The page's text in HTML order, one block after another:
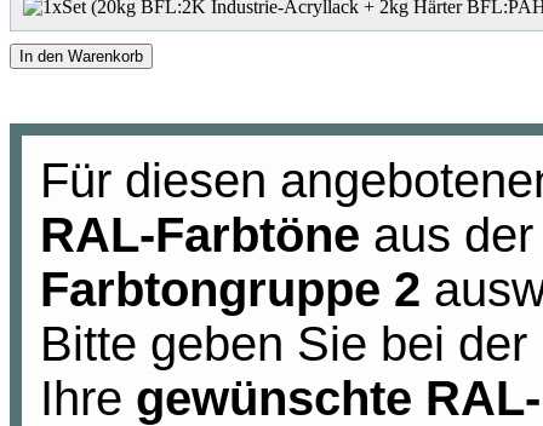
In den Warenkorb
Für diesen
RAL-Farbtöne aus der
Farbtongruppe 2
Bitte geben Sie bei
Ihre gewünschte